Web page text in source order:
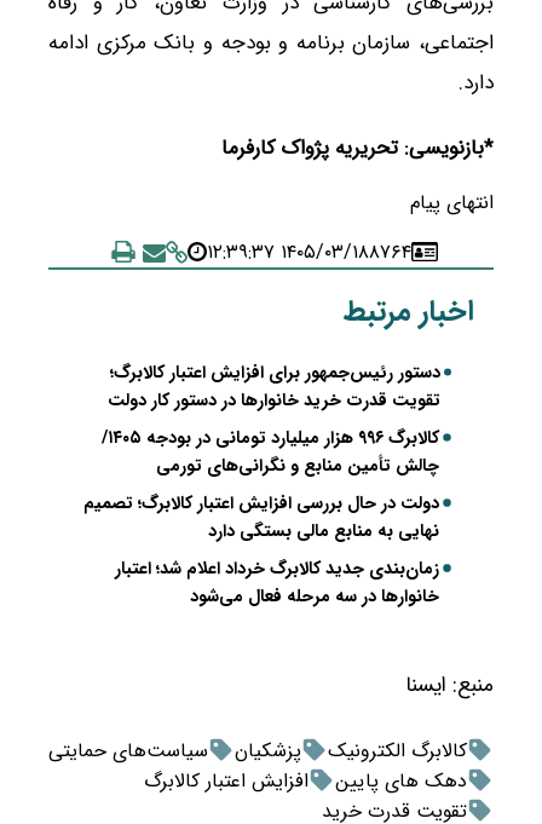
اجتماعی، سازمان برنامه و بودجه و بانک مرکزی ادامه
دارد.
*بازنویسی: تحریریه پژواک کارفرما
انتهای پیام
۸۷۶۴۱۴۰۵/۰۳/۱۸ ۱۲:۳۹:۳۷
اخبار مرتبط
دستور رئیس‌جمهور برای افزایش اعتبار کالابرگ؛
تقویت قدرت خرید خانوارها در دستور کار دولت
کالابرگ ۹۹۶ هزار میلیارد تومانی در بودجه ۱۴۰۵/
چالش تأمین منابع و نگرانی‌های تورمی
دولت در حال بررسی افزایش اعتبار کالابرگ؛ تصمیم
نهایی به منابع مالی بستگی دارد
زمان‌بندی جدید کالابرگ خرداد اعلام شد؛ اعتبار
خانوارها در سه مرحله فعال می‌شود
منبع: ايسنا
کالابرگ الکترونیک پزشکیان
سیاست‌های حمایتی
دهک های پایین
افزایش اعتبار کالابرگ
تقویت قدرت خرید